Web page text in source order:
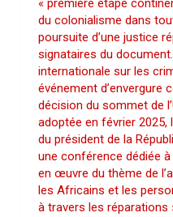
« première étape
du colonialisme dans
poursuite d’une justice
signataires du
internationale sur les
événement d’envergure
décision du sommet de
adoptée en février 2025,
du président de la
une conférence dédiée
en œuvre du thème de
les Africains et les
à travers les réparations